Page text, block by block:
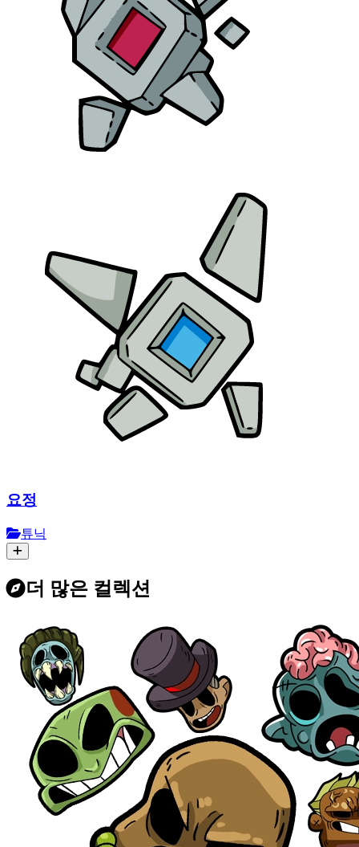
요정
튜닉
더 많은 컬렉션